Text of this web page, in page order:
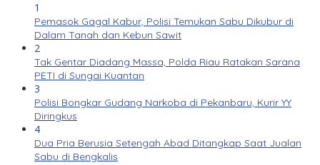
1
Pemasok Gagal Kabur, Polisi Temukan Sabu Dikubur di
Dalam Tanah dan Kebun Sawit
2
Tak Gentar Diadang Massa, Polda Riau Ratakan Sarana
PETI di Sungai Kuantan
3
Polisi Bongkar Gudang Narkoba di Pekanbaru, Kurir YY
Diringkus
4
Dua Pria Berusia Setengah Abad Ditangkap Saat Jualan
Sabu di Bengkalis